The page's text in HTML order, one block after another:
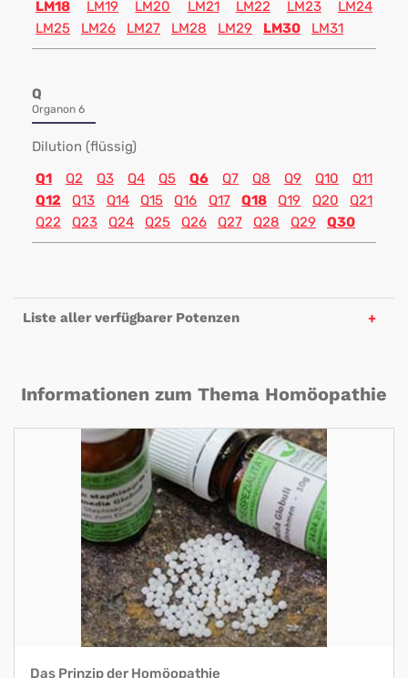
LM18 LM19 LM20 LM21 LM22 LM23
LM24
LM25
LM26 LM27 LM28 LM29 LM30 LM31
Q
Organon 6
Dilution (flüssig)
Q1
Q2 Q3 Q4 Q5 Q6 Q7 Q8 Q9 Q10
Q11
Q12
Q13 Q14 Q15 Q16 Q17 Q18 Q19 Q20
Q21
Q22
Q23 Q24 Q25 Q26 Q27 Q28 Q29 Q30
Liste aller verfügbarer Potenzen
Informationen zum Thema Homöopathie
Das Prinzip der Homöopathie